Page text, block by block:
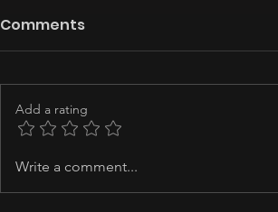
Comments
Add a rating
Write a comment...